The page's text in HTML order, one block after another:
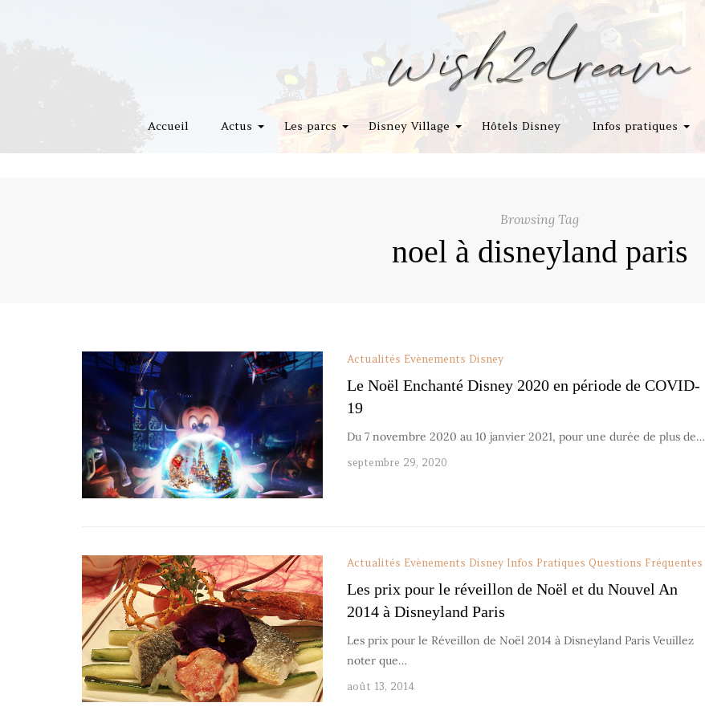
Accueil Actus Les parcs Disney Village Hôtels Disney Infos pratiques
Browsing Tag
noel à disneyland paris
Actualités Evènements Disney
Le Noël Enchanté Disney 2020 en période de COVID-
19
Du 7 novembre 2020 au 10 janvier 2021, pour une durée de plus de…
septembre 29, 2020
Actualités Evènements Disney Infos Pratiques Questions Fréquentes
Les prix pour le réveillon de Noël et du Nouvel An
2014 à Disneyland Paris
Les prix pour le Réveillon de Noël 2014 à Disneyland Paris Veuillez
noter que…
août 13, 2014